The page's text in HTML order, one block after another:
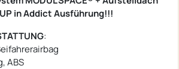
UP in Addict Ausführung!!!
:
ABS